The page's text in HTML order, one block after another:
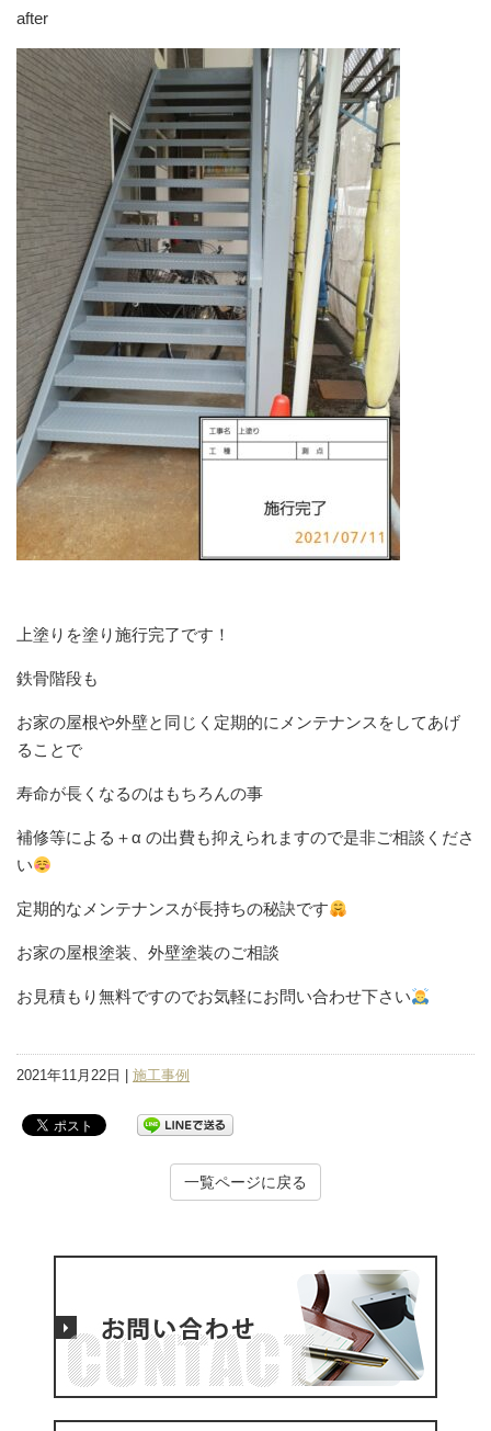
after
上塗りを塗り施行完了です！
鉄骨階段も
お家の屋根や外壁と同じく定期的にメンテナンスをしてあげ
ることで
寿命が長くなるのはもちろんの事
補修等による＋α の出費も抑えられますので是非ご相談くださ
い
定期的なメンテナンスが長持ちの秘訣です
お家の屋根塗装、外壁塗装のご相談
お見積もり無料ですのでお気軽にお問い合わせ下さい
2021年11月22日 | 施工事例
一覧ページに戻る